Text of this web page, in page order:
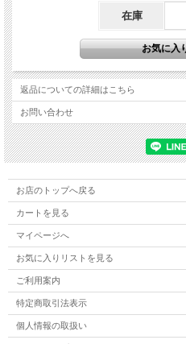
在庫
返品についての詳細はこちら
お問い合わせ
お店のトップへ戻る
カートを見る
マイページへ
お気に入りリストを見る
ご利用案内
特定商取引法表示
個人情報の取扱い